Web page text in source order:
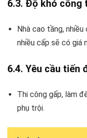
6.3. Độ khó công
Nhà cao tầng,
nhiều cấp sẽ có giá
6.4. Yêu cầu tiến
Thi công gấp, làm
phụ trội.